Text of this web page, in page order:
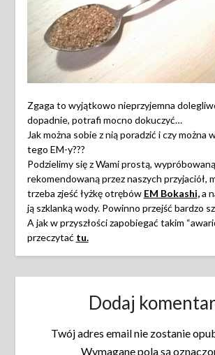
Zgaga to wyjątkowo nieprzyjemna
dopadnie, potrafi mocno dokuczyć…
Jak można sobie z nią poradzić i czy można
tego EM-y???
Podzielimy się z Wami prostą,
rekomendowaną przez naszych przyjaciół,
trzeba zjeść łyżkę otrębów EM Bokashi,a
ją szklanką wody. Powinno przejść bardzo
A jak w przyszłości zapobiegać takim
przeczytać tu.
Dodaj
Twój adres email nie zostanie
Wymagane pola są